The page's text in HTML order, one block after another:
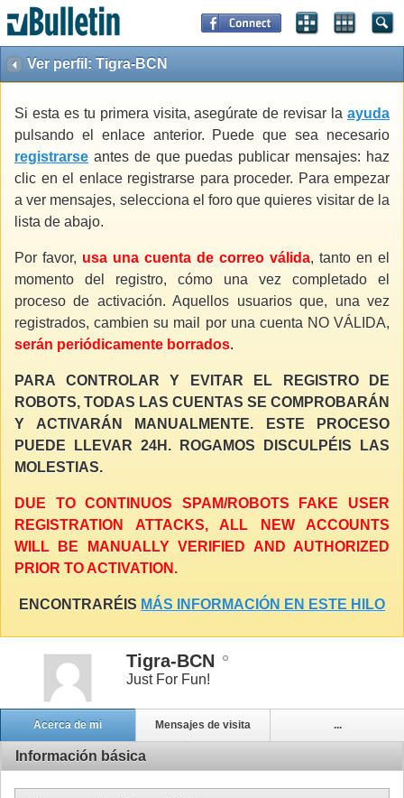
Ver perfil: Tigra-BCN
Si esta es tu primera visita, asegúrate de revisar la ayuda
pulsando el enlace anterior. Puede que sea necesario
registrarse antes de que puedas publicar mensajes: haz
clic en el enlace registrarse para proceder. Para empezar
a ver mensajes, selecciona el foro que quieres visitar de la
lista de abajo.
Por favor, usa una cuenta de correo válida, tanto en el
momento del registro, cómo una vez completado el
proceso de activación. Aquellos usuarios que, una vez
registrados, cambien su mail por una cuenta NO VÁLIDA,
serán periódicamente borrados.
PARA CONTROLAR Y EVITAR EL REGISTRO DE
ROBOTS, TODAS LAS CUENTAS SE COMPROBARÁN
Y ACTIVARÁN MANUALMENTE. ESTE PROCESO
PUEDE LLEVAR 24H. ROGAMOS DISCULPÉIS LAS
MOLESTIAS.
DUE TO CONTINUOS SPAM/ROBOTS FAKE USER
REGISTRATION ATTACKS, ALL NEW ACCOUNTS
WILL BE MANUALLY VERIFIED AND AUTHORIZED
PRIOR TO ACTIVATION.
ENCONTRARÉIS MÁS INFORMACIÓN EN ESTE HILO
Tigra-BCN
Just For Fun!
Acerca de mi Mensajes de visita ...
Información básica